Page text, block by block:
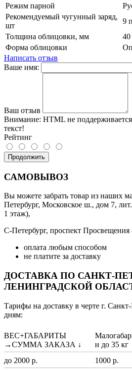
Режим парной
Рекомендуемый чугунный заряд,
шт
9
Толщина облицовки, мм
40
Форма облицовки
Написать отзыв
Ваше имя:
Ваш отзыв
Внимание: HTML не
текст!
Рейтинг
Продолжить
САМОВЫВОЗ
Вы можете забрать товар из наших
Петербург, Московское ш., дом 7,
1 этаж),
С-Петербург, проспект
оплата любым способом
не платите за доставку
ДОСТАВКА ПО САНКТ-
ЛЕНИНГРАДСКОЙ
Тарифы на доставку в черте г.
дням:
ВЕС+ГАБАРИТЫ
→СУММА ЗАКАЗА ↓
и до 35 кг
до 2000 р.
1000 р.